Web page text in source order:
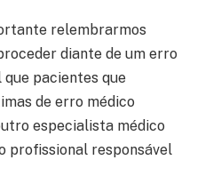
relembrarmos
diante de um erro
pacientes que
de erro médico
especialista médico
profissional responsável